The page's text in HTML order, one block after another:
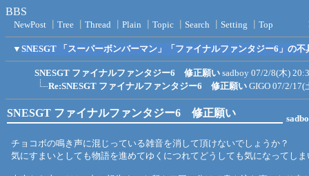
BBS
NewPost Tree Thread Plain Topic Search Setting Top
▼ SNESGT 「スーパーボンバーマン」「ファイナルファンタジー6」の
SNESGT ファイナルファンタジー6 修正願い sadboy 07/2/8(木)
Re:SNESGT ファイナルファンタジー6 修正願い GIGO 07/2/17(
SNESGT ファイナルファンタジー6 修正願い
チョコボの鳴き声に混じっている雑音を消して頂けないでしょうか？
気にすまいとしても物語を進めてゆくにつれてどうしても気になってし